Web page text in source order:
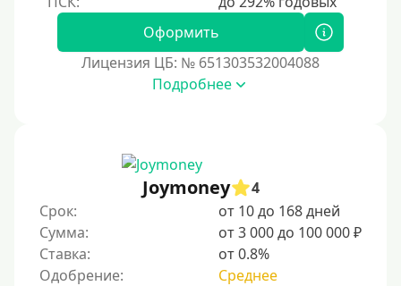
Оформить
Лицензия ЦБ: № 651303532004088
Подробнее
Joymoney
4
Срок:
от 10 до 168 дней
Сумма:
от 3 000 до 100 000 ₽
Ставка:
от 0.8%
Одобрение:
Среднее